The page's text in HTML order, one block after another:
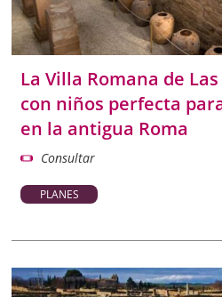
La Villa Romana de
con niños perfecta
en la antigua Roma
Consultar
PLANES